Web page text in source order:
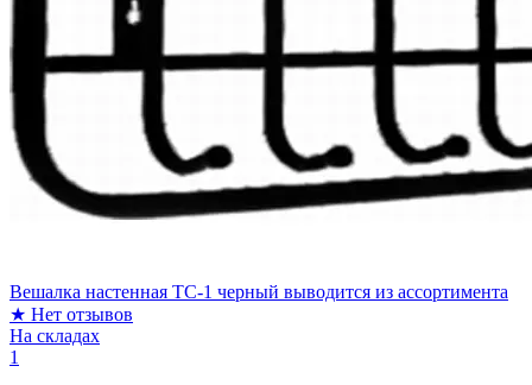
Вешалка настенная ТС-1 черный выводится из ассортимента
★ Нет отзывов
На складах
1